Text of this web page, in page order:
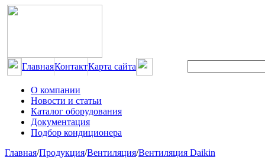
ГлавнаяКонтактКарта сайта
О компании
Новости и статьи
Каталог оборудования
Документация
Подбор кондиционера
Главная/Продукция/Вентиляция/Вентиляция Daikin